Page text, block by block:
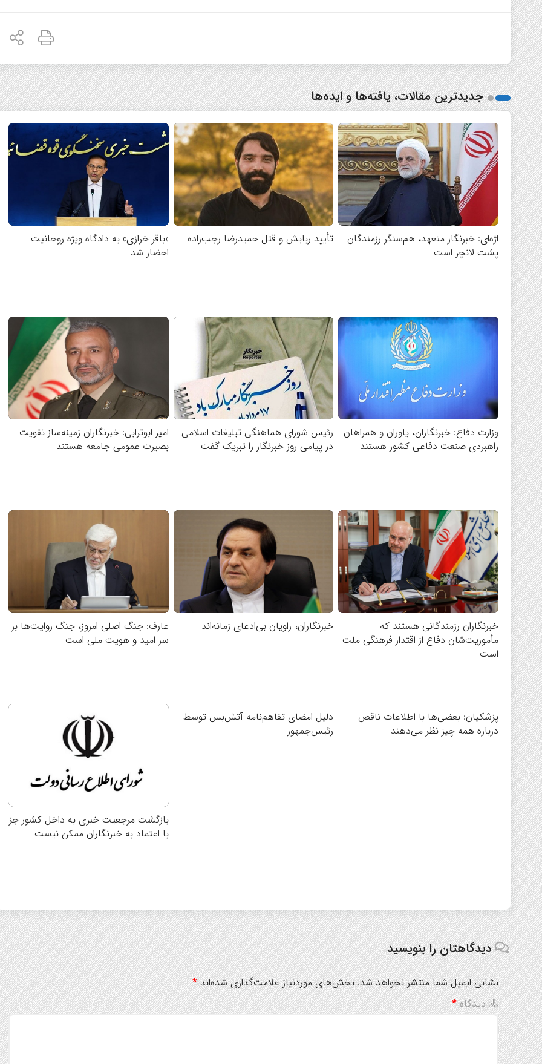
جدیدترین مقالات، یافته‌ها و ایده‌ها
اژه‌ای: خبرنگار متعهد، هم‌سنگر رزمندگان
پشت لانچر است
تأیید ربایش و قتل حمیدرضا رجب‌زاده
«باقر خرازی» به دادگاه ویژه روحانیت
احضار شد
وزارت دفاع: خبرنگاران، یاوران و همراهان
راهبردی صنعت دفاعی کشور هستند
رئیس شورای هماهنگی تبلیغات اسلامی
در پیامی روز خبرنگار را تبریک گفت
امیر ابوترابی: خبرنگاران زمینه‌ساز تقویت
بصیرت عمومی جامعه هستند
خبرنگاران رزمندگانی هستند که
مأموریت‌شان دفاع از اقتدار فرهنگی ملت
است
خبرنگاران، راویان بی‌ادعای زمانه‌اند
عارف: جنگ اصلی امروز، جنگ روایت‌ها بر
سر امید و هویت ملی است
پزشکیان: بعضی‌ها با اطلاعات ناقص
درباره همه چیز نظر می‌دهند
دلیل امضای تفاهم‌نامه آتش‌بس توسط
رئیس‌جمهور
بازگشت مرجعیت خبری به داخل کشور جز
با اعتماد به خبرنگاران ممکن نیست
دیدگاهتان را بنویسید
نشانی ایمیل شما منتشر نخواهد شد. بخش‌های موردنیاز علامت‌گذاری شده‌اند*
دیدگاه*